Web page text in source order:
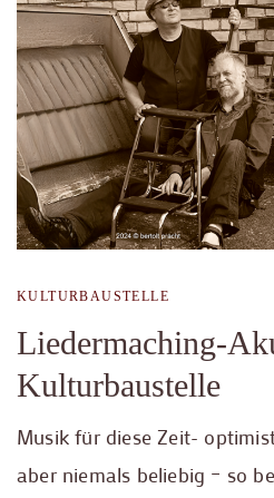
KULTURBAUSTELLE
Liedermaching-
Kulturbaustelle
Musik für diese Zeit-
aber niemals beliebig – so